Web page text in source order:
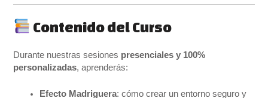
Contenido del Curso
Durante nuestras sesiones presenciales y 100%
personalizadas, aprenderás:
Efecto Madriguera: cómo crear un entorno seguro y